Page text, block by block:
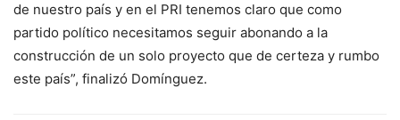
de nuestro país y en el PRI tenemos claro que como
partido político necesitamos seguir abonando a la
construcción de un solo proyecto que de certeza y rumbo
este país”, finalizó Domínguez.